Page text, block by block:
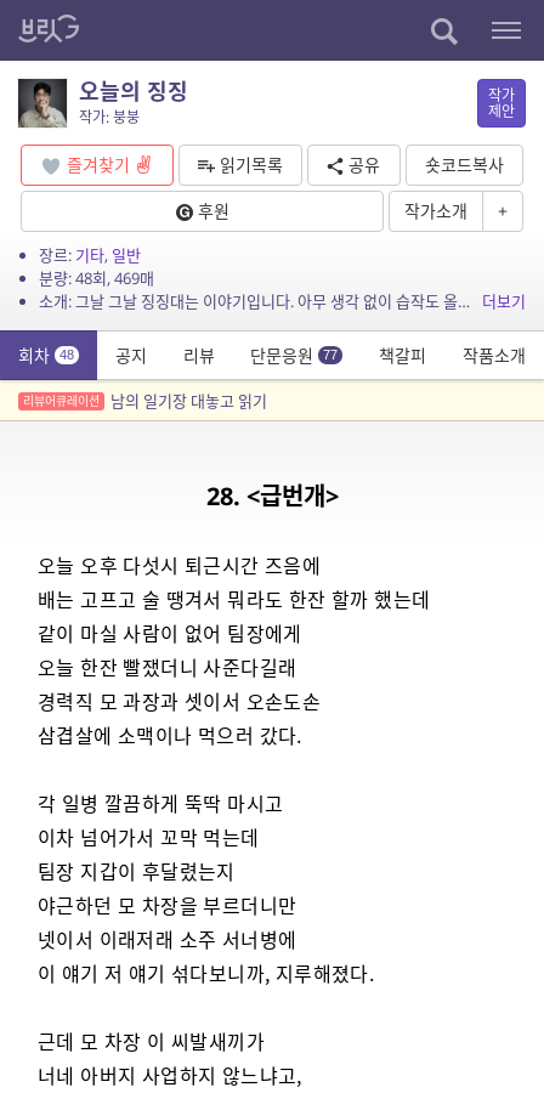
오늘의 징징
작가: 붕붕
작가
제안
즐겨찾기 읽기목록 공유
숏코드복사
후원
작가소개 +
장르: 기타, 일반
분량: 48회, 469매
소개: 그날 그날 징징대는 이야기입니다. 아무 생각 없이 습작도 올리고, 독후감도 올릴 생각입니다.
더보기
회차 48 공지 리뷰 단문응원 77 책갈피 작품소개
리뷰어큐레이션 남의 일기장 대놓고 읽기
28. <급번개>
오늘 오후 다섯시 퇴근시간 즈음에
배는 고프고 술 땡겨서 뭐라도 한잔 할까 했는데
같이 마실 사람이 없어 팀장에게
오늘 한잔 빨쟀더니 사준다길래
경력직 모 과장과 셋이서 오손도손
삼겹살에 소맥이나 먹으러 갔다.
각 일병 깔끔하게 뚝딱 마시고
이차 넘어가서 꼬막 먹는데
팀장 지갑이 후달렸는지
야근하던 모 차장을 부르더니만
넷이서 이래저래 소주 서너병에
이 얘기 저 얘기 섞다보니까, 지루해졌다.
근데 모 차장 이 씨발새끼가
너네 아버지 사업하지 않느냐고,